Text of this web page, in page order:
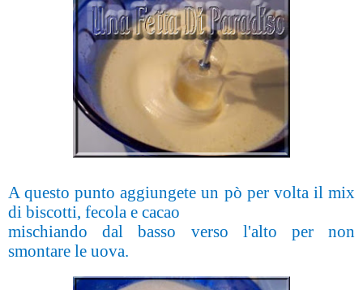
A questo punto aggiungete un pò per volta il mix
di biscotti, fecola e cacao
mischiando dal basso verso l'alto per non
smontare le uova.